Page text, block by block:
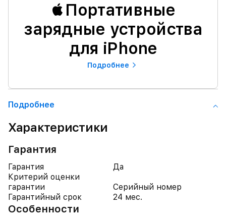
Портативные
зарядные устройства
для iPhone
Подробнее
Подробнее
Характеристики
Гарантия
Гарантия
Да
Критерий оценки
гарантии
Серийный номер
Гарантийный срок
24 мес.
Особенности